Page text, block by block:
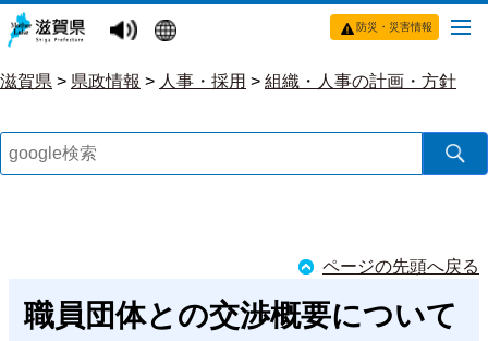
防災・災害情報
滋賀県 > 県政情報 > 人事・採用 > 組織・人事の計画・方針
ページの先頭へ戻る
職員団体との交渉概要について